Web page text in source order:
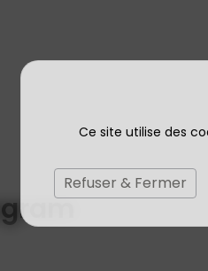
Ce site utilise des
Refuser & Fermer